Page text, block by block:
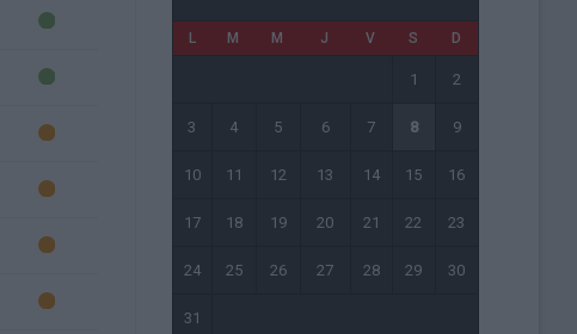
L M M J V S D
1 2
3 4 5 6 7 8 9
10 11 12 13 14 15 16
17 18 19 20 21 22 23
24 25 26 27 28 29 30
31